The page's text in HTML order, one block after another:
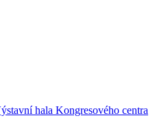
hala Kongresového centra